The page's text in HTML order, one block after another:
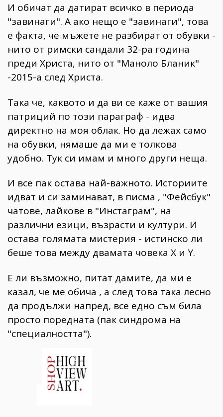
И обичат да датират всичко в периода
"завинаги". А ако нещо е "завинаги", това
е факта, че мъжете не разбират от обувки -
нито от римски сандали 32-ра година
преди Христа, нито от "Маноло Бланик"
-2015-а след Христа.
Така че, каквото и да ви се каже от вашия
патриций по този параграф - идва
директно на моя облак. Но да лежах само
на обувки, нямаше да ми е толкова
удобно. Тук си имам и много други неща.
И все пак остава най-важното. Историите
идват и си заминават, в писма , "Фейсбук"
чатове, лайкове в "Инстаграм", на
различни езици, възрасти и култури. И
остава голямата мистерия - истинско ли
беше това между двамата човека X и Y.
Е ли възможно, питат дамите, да ми е
казал, че ме обича , а след това така лесно
да продължи напред, все едно съм била
просто поредната (пак синдрома на
"специалността").